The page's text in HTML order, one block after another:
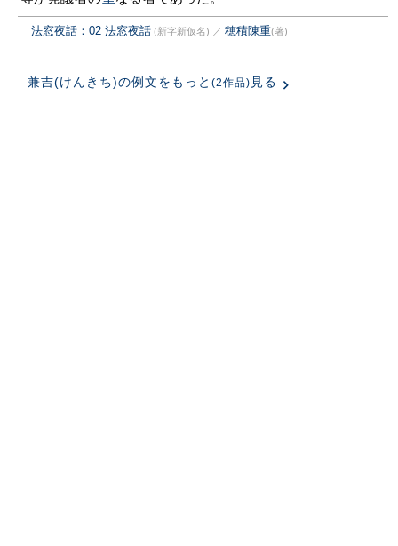
法窓夜話：02 法窓夜話 (新字新仮名) ／ 穂積陳重(著)
兼吉(けんきち)の例文をもっと (2作品) 見る